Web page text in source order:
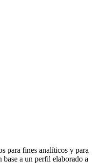
para fines analíticos y para
a un perfil elaborado a